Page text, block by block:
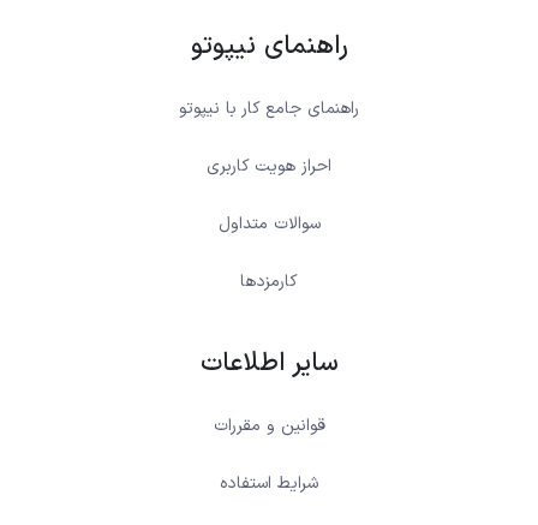
راهنمای نیپوتو
راهنمای جامع کار با نیپوتو
احراز هویت کاربری
سوالات متداول
کارمزدها
سایر اطلاعات
قوانین و مقررات
شرایط استفاده